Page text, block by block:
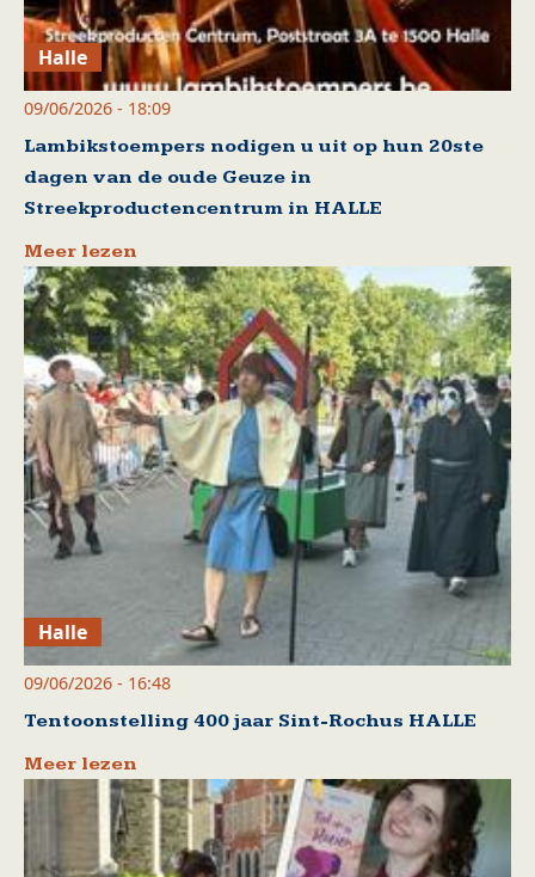
Halle
09/06/2026 - 18:09
Lambikstoempers nodigen u uit op hun 20ste
dagen van de oude Geuze in
Streekproductencentrum in HALLE
Meer lezen
Halle
09/06/2026 - 16:48
Tentoonstelling 400 jaar Sint-Rochus HALLE
Meer lezen